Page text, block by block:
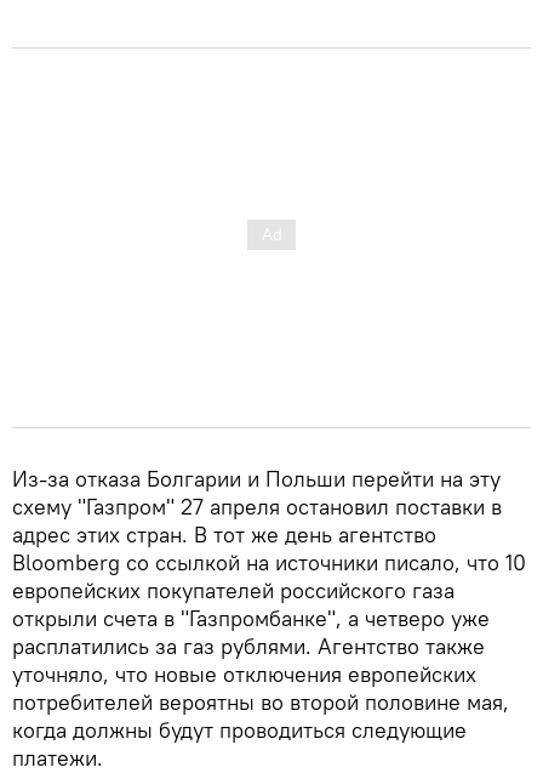
Из-за отказа Болгарии и Польши перейти на эту
схему "Газпром" 27 апреля остановил поставки в
адрес этих стран. В тот же день агентство
Bloomberg со ссылкой на источники писало, что 10
европейских покупателей российского газа
открыли счета в "Газпромбанке", а четверо уже
расплатились за газ рублями. Агентство также
уточняло, что новые отключения европейских
потребителей вероятны во второй половине мая,
когда должны будут проводиться следующие
платежи.